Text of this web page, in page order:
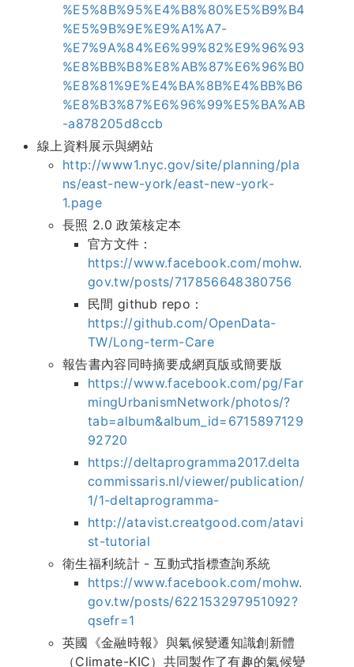
%E5%8B%95%E4%B8%80%E5%B9%B4
%E5%9B%9E%E9%A1%A7-
%E7%9A%84%E6%99%82%E9%96%93
%E8%BB%B8%E8%AB%87%E6%96%B0
%E8%81%9E%E4%BA%8B%E4%BB%B6
%E8%B3%87%E6%96%99%E5%BA%AB
-a878205d8ccb
線上資料展示與網站
http://www1.nyc.gov/site/planning/pla
ns/east-new-york/east-new-york-
1.page
長照 2.0 政策核定本
官方文件：
https://www.facebook.com/mohw.
gov.tw/posts/717856648380756
民間 github repo：
https://github.com/OpenData-
TW/Long-term-Care
報告書內容同時摘要成網頁版或簡要版
https://www.facebook.com/pg/Far
mingUrbanismNetwork/photos/?
tab=album&album_id=6715897129
92720
https://deltaprogramma2017.delta
commissaris.nl/viewer/publication/
1/1-deltaprogramma-
http://atavist.creatgood.com/atavi
st-tutorial
衛生福利統計 - 互動式指標查詢系統
https://www.facebook.com/mohw.
gov.tw/posts/622153297951092?
qsefr=1
英國《金融時報》與氣候變遷知識創新體
（Climate-KIC）共同製作了有趣的氣候變